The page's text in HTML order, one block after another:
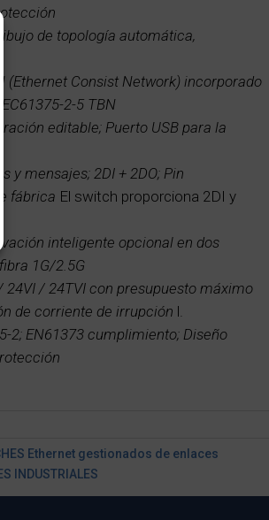
de topología automática,
(Ethernet Consist Network) incorporado
2-5 TBN
editable; Puerto USB para la
y mensajes; 2DI + 2DO; Pin
fábrica El switch proporciona 2DI y
inteligente opcional en dos
1G/2.5G
24VI / 24TVI con presupuesto máximo
de corriente de irrupción l.
2; EN61373 cumplimiento; Diseño
Ethernet gestionados de enlaces
INDUSTRIALES